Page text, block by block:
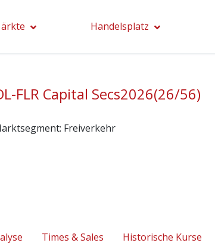
Handelsplatz
FLR Capital Secs2026(26/56)
Freiverkehr
Times & Sales Historische Kurse